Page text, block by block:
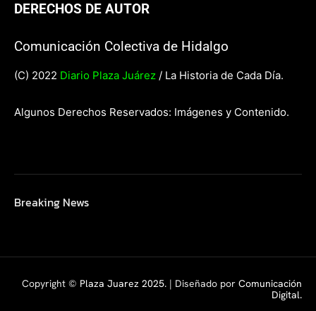
DERECHOS DE AUTOR
Comunicación Colectiva de Hidalgo
(C) 2022 Diario Plaza Juárez / La Historia de Cada Día.
Algunos Derechos Reservados: Imágenes y Contenido.
Breaking News
Copyright © Plaza Juarez 2025. | Diseñado por Comunicación
Digital.